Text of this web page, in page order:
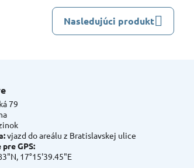
Nasledujúci produkt
79
vjazd do areálu z Bratislavskej ulice
GPS:
17°15'39.45"E